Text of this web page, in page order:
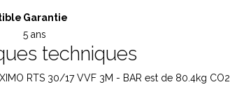
Garantie
5 ans
techniques
RTS 30/17 VVF 3M - BAR est de 80.4kg CO2